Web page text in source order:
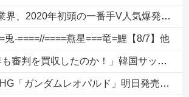
年初頭の一番手V人気爆発から何も変わらない……
兎-====//====燕星===竜=鯉【8/7】他
！」韓国サッカー協会による国際試合の審判買収が発覚し大騒ぎ！【海外の反応】
ダムレオパルド」明日発売【試作・パッケージ画像追加】